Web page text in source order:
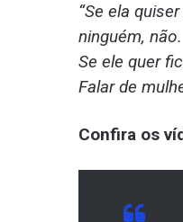
“Se ela
ninguém,
Se ele quer
Falar de
Confira os